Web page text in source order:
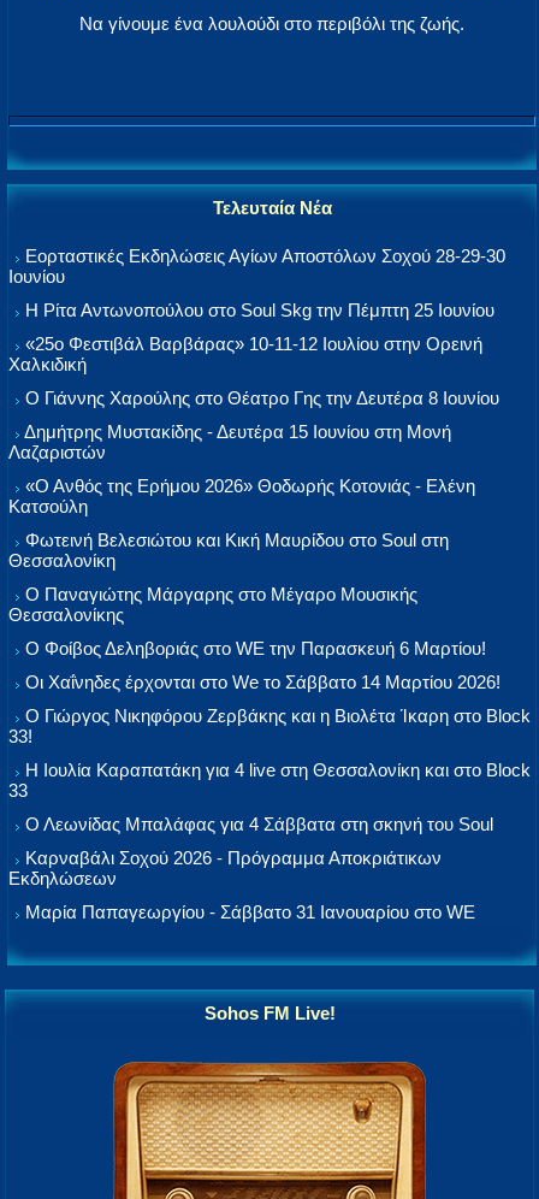
Να γίνουμε ένα λουλούδι στο περιβόλι της ζωής.
Τελευταία Νέα
Εορταστικές Εκδηλώσεις Αγίων Αποστόλων Σοχού 28-29-30
Ιουνίου
Η Ρίτα Αντωνοπούλου στο Soul Skg την Πέμπτη 25 Ιουνίου
«25ο Φεστιβάλ Βαρβάρας» 10-11-12 Ιουλίου στην Ορεινή
Χαλκιδική
Ο Γιάννης Χαρούλης στο Θέατρο Γης την Δευτέρα 8 Ιουνίου
Δημήτρης Μυστακίδης - Δευτέρα 15 Ιουνίου στη Μονή
Λαζαριστών
«Ο Ανθός της Ερήμου 2026» Θοδωρής Κοτονιάς - Ελένη
Κατσούλη
Φωτεινή Βελεσιώτου και Κική Μαυρίδου στο Soul στη
Θεσσαλονίκη
Ο Παναγιώτης Μάργαρης στο Μέγαρο Μουσικής
Θεσσαλονίκης
Ο Φοίβος Δεληβοριάς στο WE την Παρασκευή 6 Μαρτίου!
Οι Χαΐνηδες έρχονται στο We το Σάββατο 14 Μαρτίου 2026!
Ο Γιώργος Νικηφόρου Ζερβάκης και η Βιολέτα Ίκαρη στο Block
33!
Η Ιουλία Καραπατάκη για 4 live στη Θεσσαλονίκη και στο Block
33
Ο Λεωνίδας Μπαλάφας για 4 Σάββατα στη σκηνή του Soul
Καρναβάλι Σοχού 2026 - Πρόγραμμα Αποκριάτικων
Εκδηλώσεων
Μαρία Παπαγεωργίου - Σάββατο 31 Ιανουαρίου στο WE
Sohos FM Live!